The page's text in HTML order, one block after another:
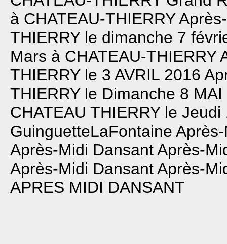
à CHATEAU-THIERRY
THIERRY le dimanche 7
Mars à CHATEAU-THIERRY
THIERRY le 3 AVRIL 2016
THIERRY le Dimanche 8
CHATEAU THIERRY le
GuinguetteLaFontaine
Après-Midi DansantAprès-
Après-Midi DansantAprès-
APRES MIDI DANSANT